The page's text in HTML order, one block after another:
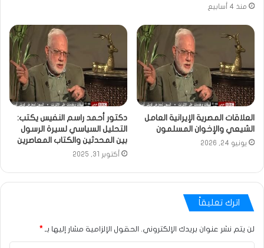
منذ 4 أسابيع
العلاقات المصرية الإيرانية العامل
الشيعي والإخوان المسلمون
يونيو 24, 2026
دكتور أحمد راسم النفيس يكتب:
التحليل السياسي لسيرة الرسول
بين المحدثين والكتاب المعاصرين
أكتوبر 31, 2025
اترك تعليقاً
لن يتم نشر عنوان بريدك الإلكتروني. الحقول الإلزامية مشار إليها بـ *